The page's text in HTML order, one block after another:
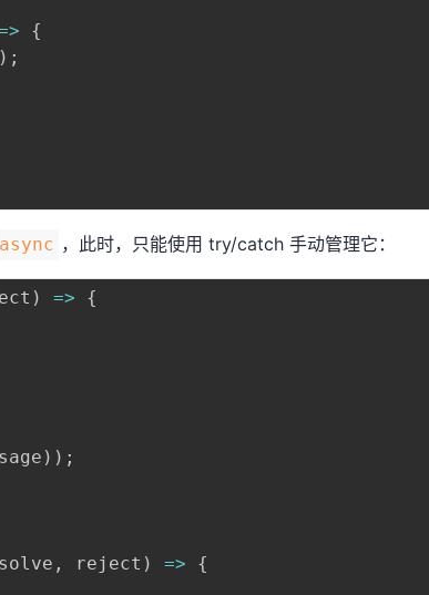
{
) ;
async ，此时，只能使用 try/catch 手动管理它：
) =>
{
) ) ;
, reject ) =>
{